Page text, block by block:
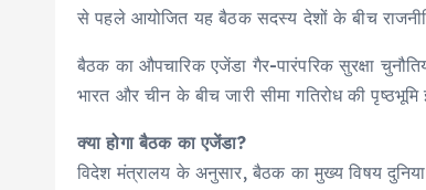
से पहले आयोजित यह बैठक सदस्य देशों के बीच
बैठक का औपचारिक एजेंडा गैर-पारंपरिक सुरक्षा
भारत और चीन के बीच जारी सीमा गतिरोध की
क्या होगा बैठक का एजेंडा?
विदेश मंत्रालय के अनुसार, बैठक का मुख्य विषय